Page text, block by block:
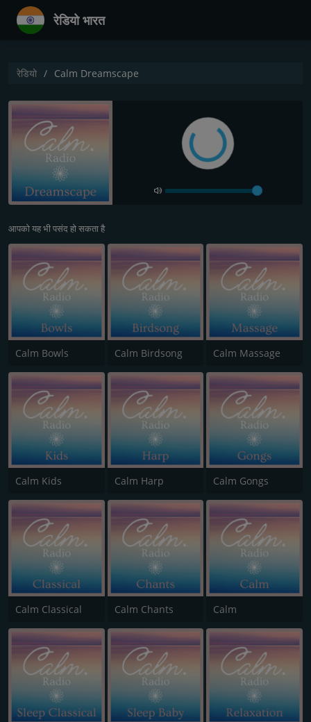
रेडियो भारत
रेडियो Calm Dreamscape
आपको यह भी पसंद हो सकता है
Calm Bowls Calm Birdsong Calm Massage
Calm Kids Calm Harp Calm Gongs
Calm Classical Calm Chants Calm